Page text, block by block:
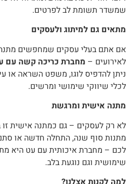
שמשדר תשומת לב לפרטים.
מתאים גם למיתוג ולעסקים
אם אתם בעלי עסקים שמחפשים מתנה
לאירועים – מחברת כריכה קשה עם
ניתן להדפיס לוגו, משפט השראה או
לכלי שיווקי שימושי ומרשים.
מתנה אישית ומרגשת
לא רק לעסקים – גם כמתנה אישית זו
מתנות סוף שנה, התחלה חדשה או
לכם – מחברת איכותית עם עט היא
שימושית וגם נוגעת בלב.